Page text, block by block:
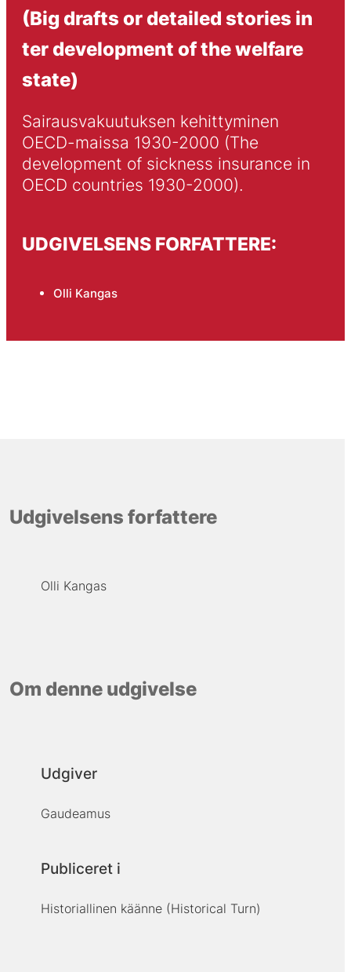
(Big drafts or detailed stories in
ter development of the welfare
state)
Sairausvakuutuksen kehittyminen
OECD-maissa 1930-2000 (The
development of sickness insurance in
OECD countries 1930-2000).
UDGIVELSENS FORFATTERE:
Olli Kangas
Udgivelsens forfattere
Olli Kangas
Om denne udgivelse
Udgiver
Gaudeamus
Publiceret i
Historiallinen käänne (Historical Turn)